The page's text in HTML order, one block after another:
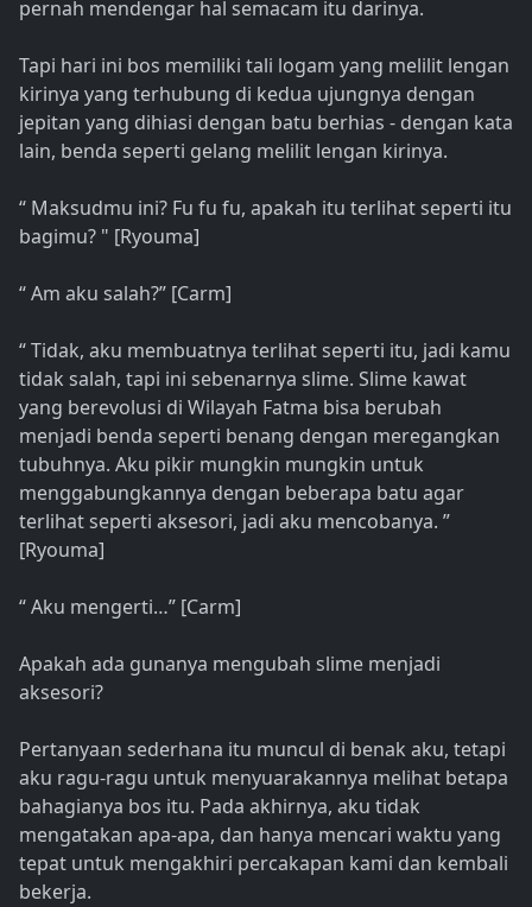
pernah mendengar hal semacam itu darinya.
Tapi hari ini bos memiliki tali logam yang melilit lengan
kirinya yang terhubung di kedua ujungnya dengan
jepitan yang dihiasi dengan batu berhias - dengan kata
lain, benda seperti gelang melilit lengan kirinya.
“ Maksudmu ini? Fu fu fu, apakah itu terlihat seperti itu
bagimu? " [Ryouma]
“ Am aku salah?” [Carm]
“ Tidak, aku membuatnya terlihat seperti itu, jadi kamu
tidak salah, tapi ini sebenarnya slime. Slime kawat
yang berevolusi di Wilayah Fatma bisa berubah
menjadi benda seperti benang dengan meregangkan
tubuhnya. Aku pikir mungkin mungkin untuk
menggabungkannya dengan beberapa batu agar
terlihat seperti aksesori, jadi aku mencobanya. ”
[Ryouma]
“ Aku mengerti…” [Carm]
Apakah ada gunanya mengubah slime menjadi
aksesori?
Pertanyaan sederhana itu muncul di benak aku, tetapi
aku ragu-ragu untuk menyuarakannya melihat betapa
bahagianya bos itu. Pada akhirnya, aku tidak
mengatakan apa-apa, dan hanya mencari waktu yang
tepat untuk mengakhiri percakapan kami dan kembali
bekerja.